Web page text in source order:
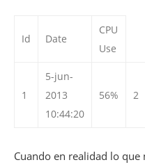
Id Date
CPU
Use
1
5-jun-
2013
10:44:20
56% 2
Cuando en realidad lo que